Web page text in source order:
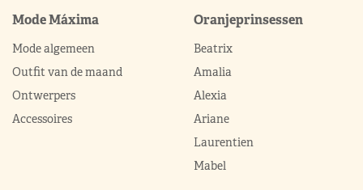
Mode Máxima
Mode algemeen
Outfit van de maand
Ontwerpers
Accessoires
Oranjeprinsessen
Beatrix
Amalia
Alexia
Ariane
Laurentien
Mabel